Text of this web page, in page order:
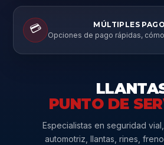
💳
MÚLTIPLES
Opciones de pago rápidas,
PUNTO DE
Especialistas en seguridad
automotriz, llantas, rines,